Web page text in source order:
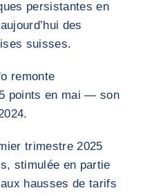
persistantes en
des
suisses.
remonte
points en mai — son
trimestre 2025
stimulée en partie
hausses de tarifs